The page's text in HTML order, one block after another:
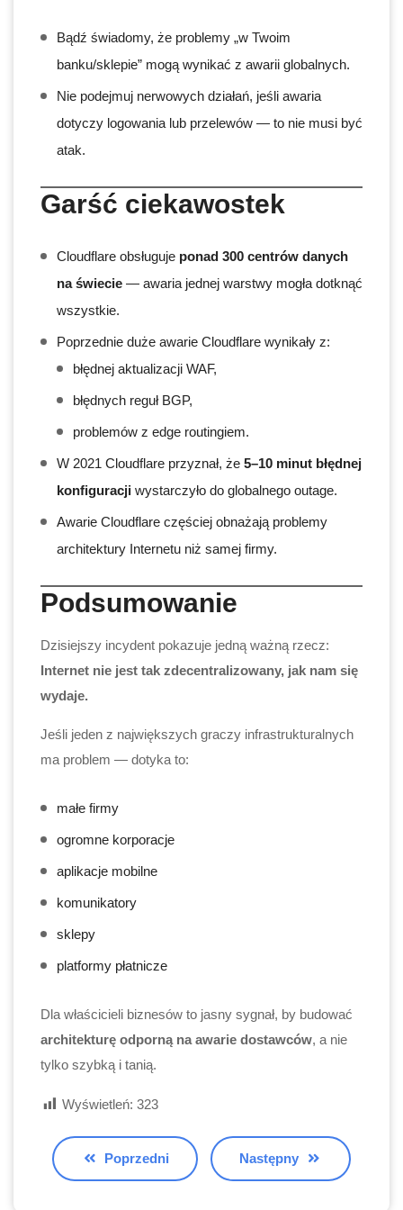
Bądź świadomy, że problemy „w Twoim
banku/sklepie” mogą wynikać z awarii globalnych.
Nie podejmuj nerwowych działań, jeśli awaria
dotyczy logowania lub przelewów — to nie musi być
atak.
Garść ciekawostek
Cloudflare obsługuje ponad 300 centrów danych
na świecie — awaria jednej warstwy mogła dotknąć
wszystkie.
Poprzednie duże awarie Cloudflare wynikały z:
błędnej aktualizacji WAF,
błędnych reguł BGP,
problemów z edge routingiem.
W 2021 Cloudflare przyznał, że 5–10 minut błędnej
konfiguracji wystarczyło do globalnego outage.
Awarie Cloudflare częściej obnażają problemy
architektury Internetu niż samej firmy.
Podsumowanie
Dzisiejszy incydent pokazuje jedną ważną rzecz:
Internet nie jest tak zdecentralizowany, jak nam się
wydaje.
Jeśli jeden z największych graczy infrastrukturalnych
ma problem — dotyka to:
małe firmy
ogromne korporacje
aplikacje mobilne
komunikatory
sklepy
platformy płatnicze
Dla właścicieli biznesów to jasny sygnał, by budować
architekturę odporną na awarie dostawców, a nie
tylko szybką i tanią.
Wyświetleń: 323
Poprzedni Następny